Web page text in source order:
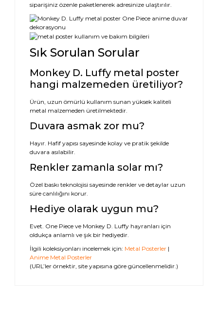
siparişiniz özenle paketlenerek adresinize ulaştırılır.
Sık Sorulan Sorular
Monkey D. Luffy metal poster
hangi malzemeden üretiliyor?
Ürün, uzun ömürlü kullanım sunan yüksek kaliteli
metal malzemeden üretilmektedir.
Duvara asmak zor mu?
Hayır. Hafif yapısı sayesinde kolay ve pratik şekilde
duvara asılabilir.
Renkler zamanla solar mı?
Özel baskı teknolojisi sayesinde renkler ve detaylar uzun
süre canlılığını korur.
Hediye olarak uygun mu?
Evet. One Piece ve Monkey D. Luffy hayranları için
oldukça anlamlı ve şık bir hediyedir.
İlgili koleksiyonları incelemek için: Metal Posterler |
Anime Metal Posterler
(URL’ler örnektir, site yapısına göre güncellenmelidir.)